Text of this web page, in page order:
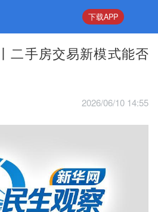
下载APP
二手房交易新模式能否
2026/06/10 14:55